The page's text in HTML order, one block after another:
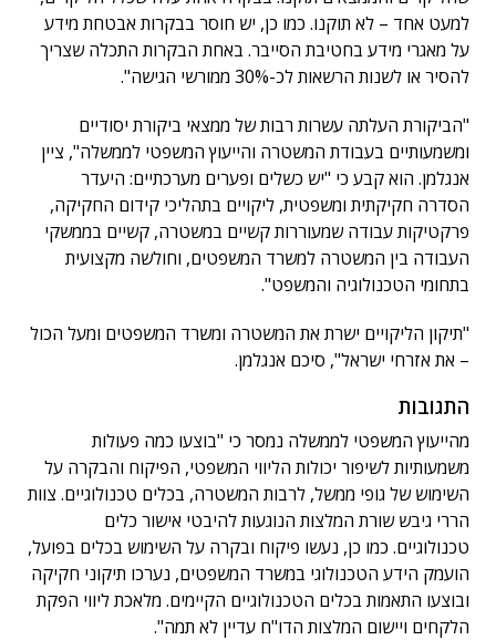
למעט אחד – לא תוקנו. כמו כן, יש חוסר בבקרות אבטחת מידע
על מאגרי מידע בחטיבת הסייבר. באחת הבקרות התכלה שצריך
להסיר או לשנות הרשאות לכ-30% ממורשי הגישה".
"הביקורת העלתה עשרות רבות של ממצאי ביקורת יסודיים
ומשמעותיים בעבודת המשטרה והייעוץ המשפטי לממשלה", ציין
אנגלמן. הוא קבע כי "יש כשלים ופערים מערכתיים: היעדר
הסדרה חקיקתית ומשפטית, ליקויים בתהליכי קידום החקיקה,
פרקטיקות עבודה שמעוררות קשיים במשטרה, קשיים בממשקי
העבודה בין המשטרה למשרד המשפטים, וחולשה מקצועית
בתחומי הטכנולוגיה והמשפט".
"תיקון הליקויים ישרת את המשטרה ומשרד המשפטים ומעל הכול
– את אזרחי ישראל", סיכם אנגלמן.
התגובות
מהייעוץ המשפטי לממשלה נמסר כי "בוצעו כמה פעולות
משמעותיות לשיפור יכולות הליווי המשפטי, הפיקוח והבקרה על
השימוש של גופי ממשל, לרבות המשטרה, בכלים טכנולוגיים. צוות
הררי גיבש שורת המלצות הנוגעות להיבטי אישור כלים
טכנולוגיים. כמו כן, נעשו פיקוח ובקרה על השימוש בכלים בפועל,
הועמק הידע הטכנולוגי במשרד המשפטים, נערכו תיקוני חקיקה
ובוצעו התאמות בכלים הטכנולוגיים הקיימים. מלאכת ליווי הפקת
הלקחים ויישום המלצות הדו"ח עדיין לא תמה".